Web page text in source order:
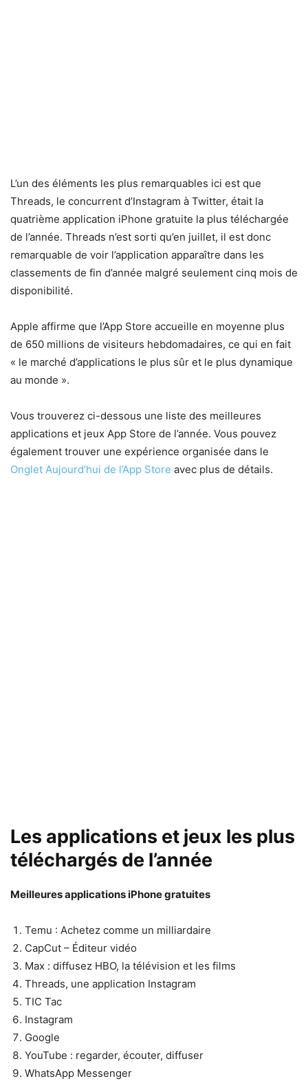
L’un des éléments les plus remarquables ici est que
Threads, le concurrent d’Instagram à Twitter, était la
quatrième application iPhone gratuite la plus téléchargée
de l’année. Threads n’est sorti qu’en juillet, il est donc
remarquable de voir l’application apparaître dans les
classements de fin d’année malgré seulement cinq mois de
disponibilité.
Apple affirme que l’App Store accueille en moyenne plus
de 650 millions de visiteurs hebdomadaires, ce qui en fait
« le marché d’applications le plus sûr et le plus dynamique
au monde ».
Vous trouverez ci-dessous une liste des meilleures
applications et jeux App Store de l’année. Vous pouvez
également trouver une expérience organisée dans le
Onglet Aujourd’hui de l’App Store avec plus de détails.
Les applications et jeux les plus
téléchargés de l’année
Meilleures applications iPhone gratuites
Temu : Achetez comme un milliardaire
CapCut – Éditeur vidéo
Max : diffusez HBO, la télévision et les films
Threads, une application Instagram
TIC Tac
Instagram
Google
YouTube : regarder, écouter, diffuser
WhatsApp Messenger